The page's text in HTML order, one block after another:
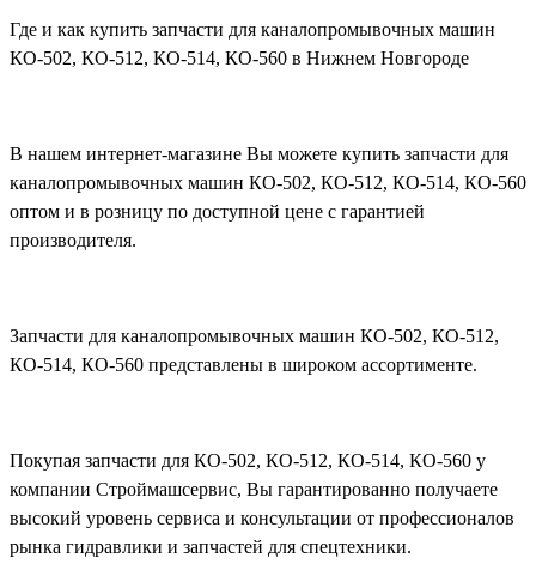
Где и как купить запчасти для каналопромывочных машин
КО-502, КО-512, КО-514, КО-560 в Нижнем Новгороде
В нашем интернет-магазине Вы можете купить запчасти для
каналопромывочных машин КО-502, КО-512, КО-514, КО-560
оптом и в розницу по доступной цене с гарантией
производителя.
Запчасти для каналопромывочных машин КО-502, КО-512,
КО-514, КО-560 представлены в широком ассортименте.
Покупая запчасти для КО-502, КО-512, КО-514, КО-560 у
компании Строймашсервис, Вы гарантированно получаете
высокий уровень сервиса и консультации от профессионалов
рынка гидравлики и запчастей для спецтехники.